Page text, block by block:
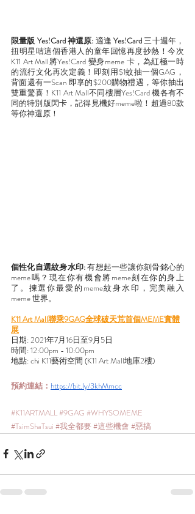
限量版 Yes!Card 神還原: 適逢 Yes!Card 三十週年，
扭明星咭這個香港人的童年回憶再度抄熱！今次
K11 Art Mall將Yes!Card 變身meme 卡，為紅極一時
的流行文化再次定義！即刻用$1蚊抽一個GAG，
背面還有一Scan 即享的$200購物禮遇，等你抽出
雙重驚喜！K11 Art Mall不同樓層Yes!Card 機各有不
同的特別版閃卡，記得見機好meme啦！超過80款
等你神還原！
個性化自選紋身水印: 有想起一些讓你刻骨銘心的
meme嗎？現在你有機會將meme刻在你的身上
了。揀選你最愛的meme紋身水印，完美融入
meme 世界。
K11 Art Mall聯乘9GAG全球破天荒首個MEME實體
展
日期: 2021年7月16日至9月5日
時間: 12:00pm - 10:00pm
地點: chi K11藝術空間 (K11 Art Mall地庫2樓)
預約連結： https://bit.ly/3khMmcc
#K11ARTMALL#9GAG #WHYSOMEME
#TsimShaTsui #我全都要#這些機會 #惡搞